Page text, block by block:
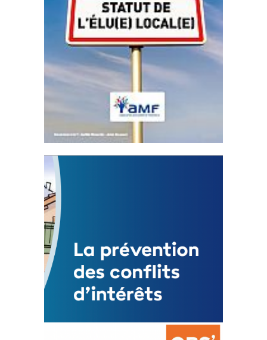
Statut de l’élu local
3 avril 2024
Mise à jour avril 2024
FEUILLETER